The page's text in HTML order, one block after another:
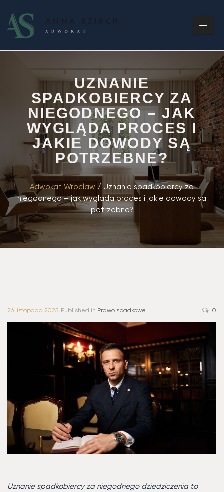
UZNANIE
SPADKOBIERCY ZA
NIEGODNEGO – JAK
WYGLĄDA PROCES I
JAKIE DOWODY SĄ
POTRZEBNE?
Adwokat Wrocław / Uznanie spadkobiercy za
niegodnego – jak wygląda proces i jakie dowody są
potrzebne?
26 listopada 2025 Published in Prawo spadkowe 0
Uznanie spadkobiercy za niegodnego dziedziczenia to